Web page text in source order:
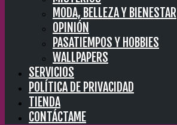
MODA, BELLEZA Y BIENESTAR
OPINIÓN
PASATIEMPOS Y HOBBIES
WALLPAPERS
SERVICIOS
POLÍTICA DE PRIVACIDAD
TIENDA
CONTÁCTAME